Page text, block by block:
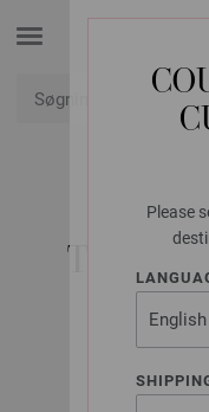
Please
FILATI